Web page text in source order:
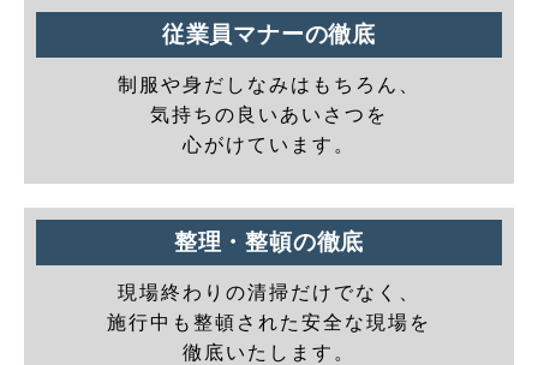
従業員マナーの徹底
制服や身だしなみはもちろん、
気持ちの良いあいさつを
心がけています。
整理・整頓の徹底
現場終わりの清掃だけでなく、
施行中も整頓された安全な現場を
徹底いたします。